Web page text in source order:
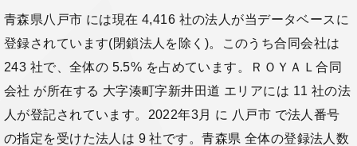
青森県八戸市 には現在 4,416 社の法人が当データベースに
登録されています(閉鎖法人を除く)。このうち合同会社は
243 社で、全体の 5.5% を占めています。ＲＯＹＡＬ合同
会社 が所在する 大字湊町字新井田道 エリアには 11 社の法
人が登記されています。2022年3月 に 八戸市 で法人番号
の指定を受けた法人は 9 社です。青森県 全体の登録法人数